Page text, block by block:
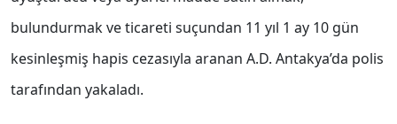
bulundurmak ve ticareti suçundan 11 yıl 1 ay 10 gün
kesinleşmiş hapis cezasıyla aranan A.D. Antakya’da polis
tarafından yakaladı.